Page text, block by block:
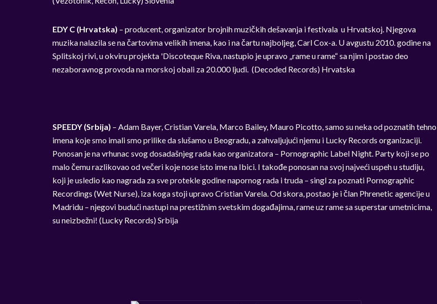
EDY C (Hrvatska) – producent, organizator brojnih muzičkih dešavanja i festivala u Hrvatskoj. Njegova
muzika nalazila se na čartovima velikih imena, kao i na čartu najboljeg, Carl Cox-a. U avgustu 2010. godine na
Splitskoj rivi, u okviru projekta 'Discoteque Riva, nastupio je upravo „rame u rame“ sa njim i postao deo
nezaboravnog provoda na morskoj obali za 20.000 ljudi. (Decoded Records) Hrvatska
SPEEDY (Srbija) – Adam Bayer, Cristian Varela, Marco Bailey, Mauro Picotto, samo su neka od poznatih tehno
imena koje smo imali smo prilike da slušamo u Beogradu, a zahvaljujući njemu i Lucky Records organizaciji.
Ponosan je na vrhunac svog dosadašnjeg rada kao organizatora – Pornographic Label Night. Party koji se po
malo čemu razlikovao od večeri koje nose isto ime na Ibici. I takođe ponosan na svoj najveći uspeh u studiju,
koji je usledio kao nagrada za sve protekle godine napornog rada i truda – singl za poznati Pornographic
Recordings (Wet Nurse), iza koga stoji upravo Cristian Varela. Od skora, postao je i član Phrenetic agencije u
Madridu – njegovi budući nastupi na prestižnim svetskim događajima, rame uz rame sa superstar umetnicima,
su neizbežni! (Lucky Records) Srbija